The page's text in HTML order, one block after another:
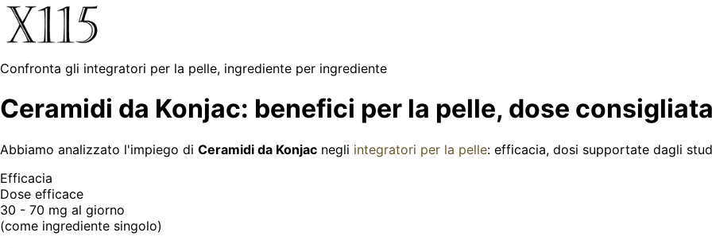
Confronta gli integratori per la pelle, ingrediente per ingrediente
Ceramidi da Konjac: benefici per la pelle, dose
Abbiamo analizzato l'impiego di Ceramidi da Konjac negli integratori per la pelle: efficacia, dosi supportate dagli
Efficacia
Dose efficace
30 - 70 mg al giorno
(come ingrediente singolo)